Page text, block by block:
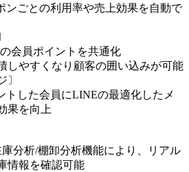
ンごとの利用率や売上効果を自動で
会員ポイントを共通化
しやすくなり顧客の囲い込みが可能
〕
トした会員にLINEの最適化したメ
果を向上
庫分析/棚卸分析機能により、リアル
情報を確認可能